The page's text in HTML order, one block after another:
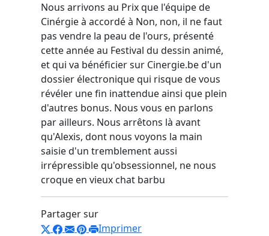
Nous arrivons au Prix que l'équipe de
Cinérgie à accordé à Non, non, il ne faut
pas vendre la peau de l'ours, présenté
cette année au Festival du dessin animé,
et qui va bénéficier sur Cinergie.be d'un
dossier électronique qui risque de vous
révéler une fin inattendue ainsi que plein
d'autres bonus. Nous vous en parlons
par ailleurs. Nous arrêtons là avant
qu'Alexis, dont nous voyons la main
saisie d'un tremblement aussi
irrépressible qu'obsessionnel, ne nous
croque en vieux chat barbu
Partager sur
Imprimer